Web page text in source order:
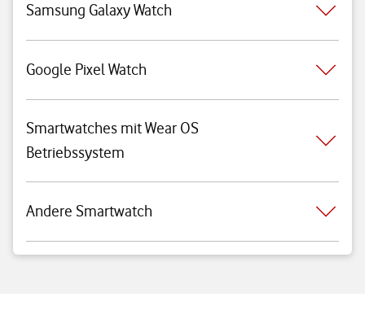
Samsung Galaxy Watch
Google Pixel Watch
Smartwatches mit Wear OS
Betriebssystem
Andere Smartwatch